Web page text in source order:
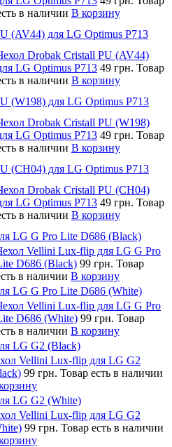
в наличии В корзину
(AV44) для LG Optimus P713
Drobak Cristall PU (AV44)
LG Optimus P713 49 грн. Товар
в наличии В корзину
(W198) для LG Optimus P713
Drobak Cristall PU (W198)
LG Optimus P713 49 грн. Товар
в наличии В корзину
(CH04) для LG Optimus P713
Drobak Cristall PU (CH04)
LG Optimus P713 49 грн. Товар
в наличии В корзину
LG G Pro Lite D686 (Black)
Vellini Lux-flip для LG G Pro
D686 (Black) 99 грн. Товар
в наличии В корзину
LG G Pro Lite D686 (White)
Vellini Lux-flip для LG G Pro
D686 (White) 99 грн. Товар
в наличии В корзину
LG G2 (Black)
Vellini Lux-flip для LG G2
99 грн. Товар есть в наличии
LG G2 (White)
Vellini Lux-flip для LG G2
99 грн. Товар есть в наличии